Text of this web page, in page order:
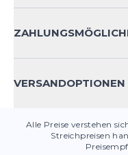
KONTAKT
PRODUKTSICHERHEIT
VERSANDOPTIONEN
Alle Preise verstehen
Streichpreisen